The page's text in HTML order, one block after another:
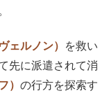
ェルノン）
を救い
先に派遣されて消
） の行方を探索す